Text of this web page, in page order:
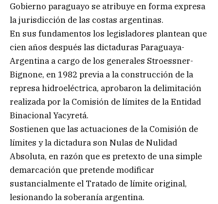
Gobierno paraguayo se atribuye en forma expresa
la jurisdicción de las costas argentinas.
En sus fundamentos los legisladores plantean que
cien años después las dictaduras Paraguaya-
Argentina a cargo de los generales Stroessner-
Bignone, en 1982 previa a la construcción de la
represa hidroeléctrica, aprobaron la delimitación
realizada por la Comisión de límites de la Entidad
Binacional Yacyretá.
Sostienen que las actuaciones de la Comisión de
límites y la dictadura son Nulas de Nulidad
Absoluta, en razón que es pretexto de una simple
demarcación que pretende modificar
sustancialmente el Tratado de límite original,
lesionando la soberanía argentina.